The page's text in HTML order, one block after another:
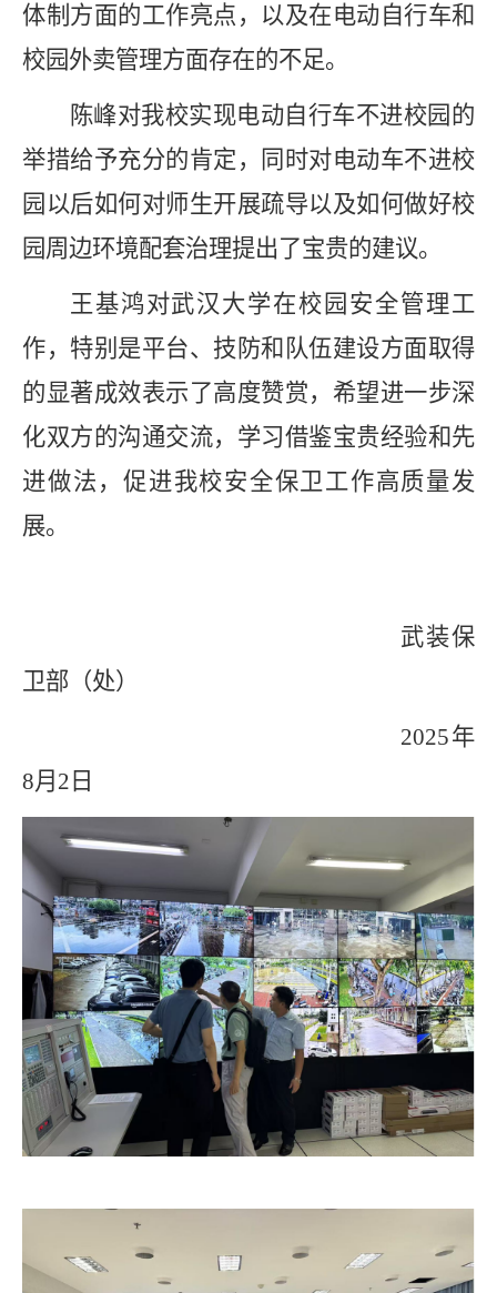
体制方面的工作亮点 ， 以及在电动自行车和
校园外卖管理方面存在的不足。
陈峰对我校实现电动自行车不进校园的
举措给予充分的肯定，同时对电动车不进校
园以后如何对师生开展疏导以及如何做好校
园周边环境配套治理提出了宝贵的建议。
王基鸿对武汉大学在校园安全管理工
作，特别是平台、技防和队伍建设方面取得
的显著成效表示了高度赞赏，希望进一步深
化双方的沟通交流，学习借鉴宝贵经验和先
进做法，促进我校安全保卫工作高质量发
展。
武装保
卫部（处）
2025年
8月2日